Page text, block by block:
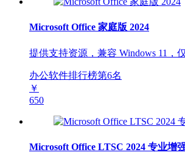
Microsoft Office 家庭版 2024
提供支持资源，兼容 Windows 11，
办公软件排行榜第6名
￥
650
Microsoft Office LTSC 2024 专业增